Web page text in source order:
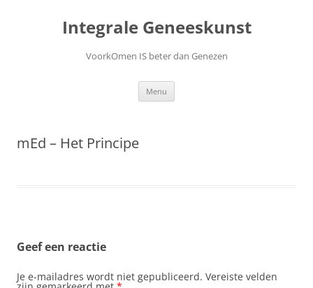
Integrale Geneeskunst
VoorkOmen IS beter dan Genezen
Menu
mEd – Het Principe
Geef een reactie
Je e-mailadres wordt niet gepubliceerd. Vereiste velden